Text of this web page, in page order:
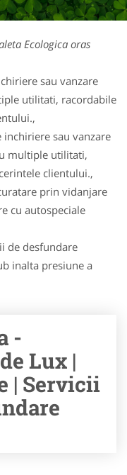
Ecologica oras
sau vanzare
utilitati, racordabile
inchiriere sau vanzare
multiple utilitati,
clientului.,
prin vidanjare
cu autospeciale
de desfundare
inalta presiune a
-
Lux |
| Servicii